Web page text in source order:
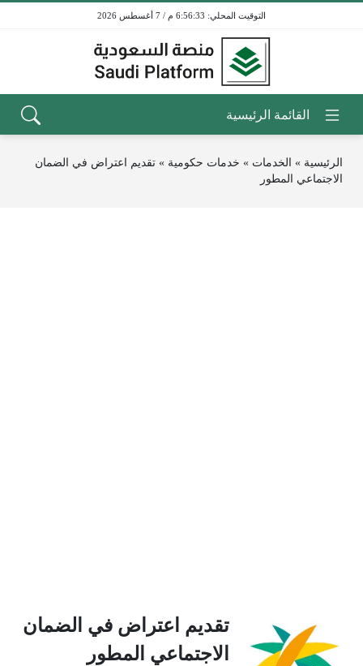
6:56:33 م / 7 أغسطس 2026
الرئيسية » الخدمات » خدمات حكومية » ‏تقديم اعتراض في الضمان
الاجتماعي المطور
‏تقديم اعتراض في الضمان
الاجتماعي المطور